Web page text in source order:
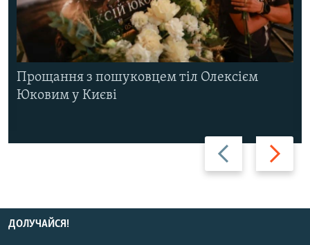
Назад Вперед
Прощання з пошуковцем тіл Олексієм
Юковим у Києві
ДОЛУЧАЙСЯ!